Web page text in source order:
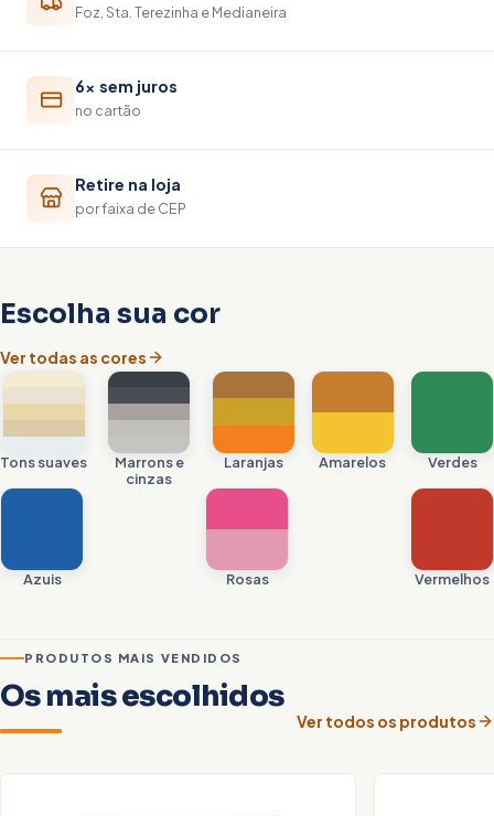
Foz, Sta. Terezinha e Medianeira
6× sem juros
no cartão
Retire na loja
por faixa de CEP
Escolha sua cor
Ver todas as cores
Tons suaves
Marrons e
cinzas
Laranjas Amarelos Verdes
Azuis Rosas Vermelhos
PRODUTOS MAIS VENDIDOS
Os mais escolhidos
Ver todos os produtos